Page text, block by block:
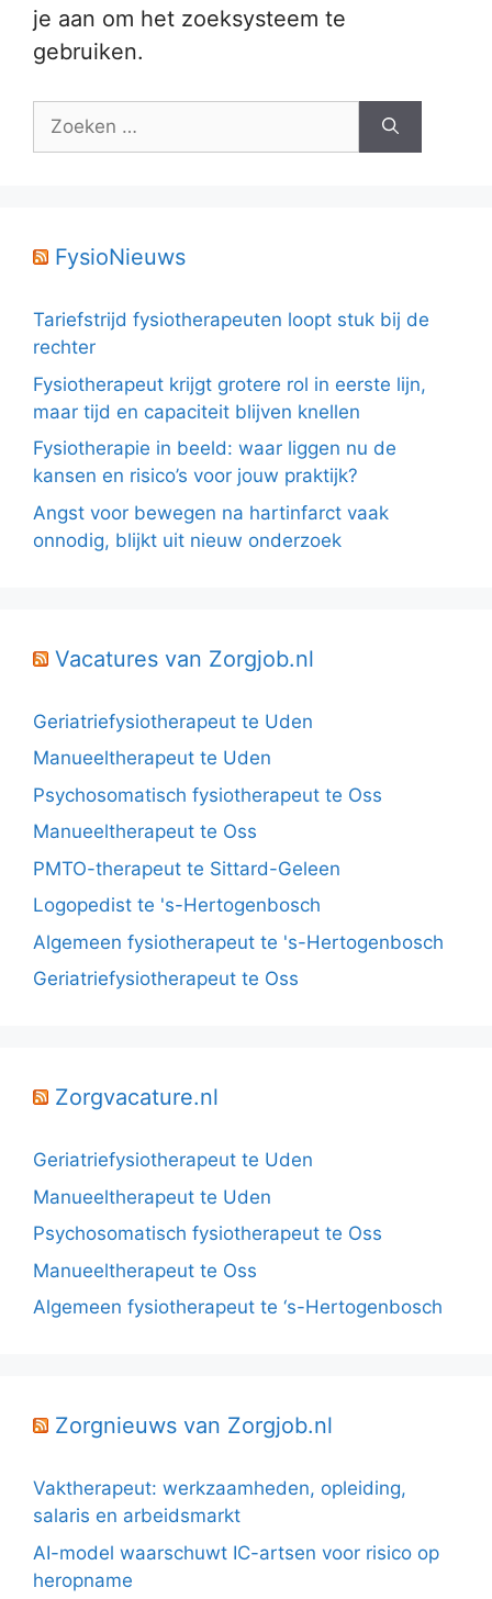
je aan om het zoeksysteem te
gebruiken.
Zoek
FysioNieuws
Tariefstrijd fysiotherapeuten loopt stuk bij de
rechter
Fysiotherapeut krijgt grotere rol in eerste lijn,
maar tijd en capaciteit blijven knellen
Fysiotherapie in beeld: waar liggen nu de
kansen en risico’s voor jouw praktijk?
Angst voor bewegen na hartinfarct vaak
onnodig, blijkt uit nieuw onderzoek
Vacatures van Zorgjob.nl
Geriatriefysiotherapeut te Uden
Manueeltherapeut te Uden
Psychosomatisch fysiotherapeut te Oss
Manueeltherapeut te Oss
PMTO-therapeut te Sittard-Geleen
Logopedist te 's-Hertogenbosch
Algemeen fysiotherapeut te 's-Hertogenbosch
Geriatriefysiotherapeut te Oss
Zorgvacature.nl
Geriatriefysiotherapeut te Uden
Manueeltherapeut te Uden
Psychosomatisch fysiotherapeut te Oss
Manueeltherapeut te Oss
Algemeen fysiotherapeut te ‘s-Hertogenbosch
Zorgnieuws van Zorgjob.nl
Vaktherapeut: werkzaamheden, opleiding,
salaris en arbeidsmarkt
AI-model waarschuwt IC-artsen voor risico op
heropname